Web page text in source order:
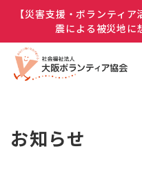
【災害支援・ボランティ
震による被災地に
お知らせ